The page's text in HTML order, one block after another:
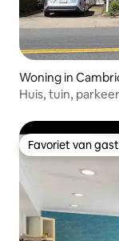
Woning in
Huis, tuin,
Favoriet van
Favoriet van